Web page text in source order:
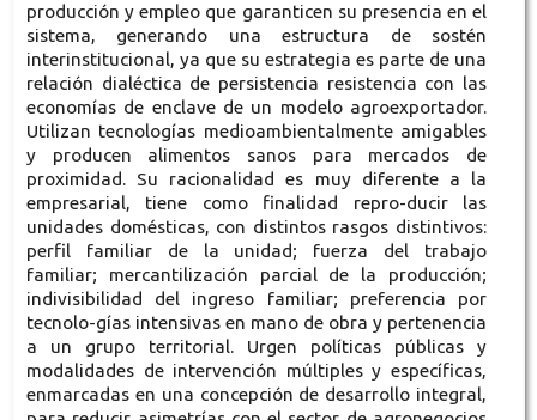
producción y empleo que garanticen su presencia en el
sistema, generando una estructura de sostén
interinstitucional, ya que su estrategia es parte de una
relación dialéctica de persistencia resistencia con las
economías de enclave de un modelo agroexportador.
Utilizan tecnologías medioambientalmente amigables
y producen alimentos sanos para mercados de
proximidad. Su racionalidad es muy diferente a la
empresarial, tiene como finalidad repro-ducir las
unidades domésticas, con distintos rasgos distintivos:
perfil familiar de la unidad; fuerza del trabajo
familiar; mercantilización parcial de la producción;
indivisibilidad del ingreso familiar; preferencia por
tecnolo-gías intensivas en mano de obra y pertenencia
a un grupo territorial. Urgen políticas públicas y
modalidades de intervención múltiples y específicas,
enmarcadas en una concepción de desarrollo integral,